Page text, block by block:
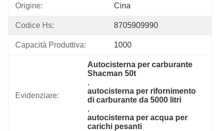
Origine: Cina
Codice Hs: 8705909990
Capacità Produttiva: 1000
Evidenziare:
Autocisterna per carburante
Shacman 50t
,
autocisterna per rifornimento
di carburante da 5000 litri
,
autocisterna per acqua per
carichi pesanti